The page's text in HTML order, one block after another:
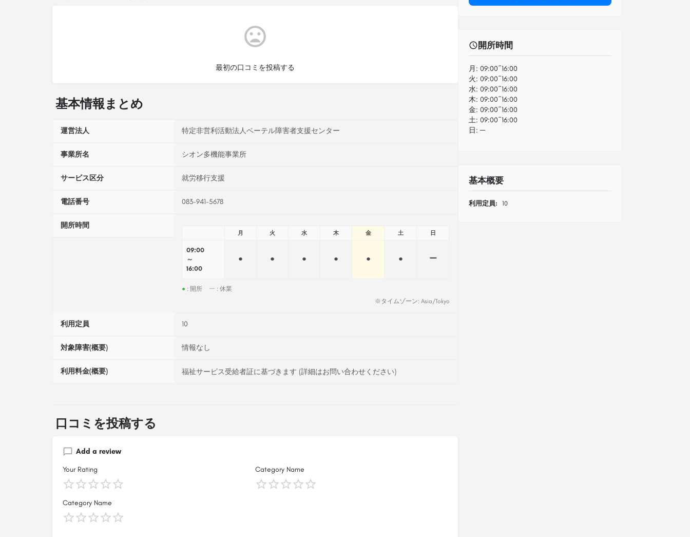
最初の口コミを投稿する
基本情報まとめ
運営法人 特定非営利活動法人ベーテル障害者支援センター
事業所名 シオン多機能事業所
サービス区分 就労移行支援
電話番号 083-941-5678
開所時間
月 火 水 木 金 土 日
09:00
～
16:00
● ● ● ● ● ● ー
● : 開所 ー : 休業
※タイムゾーン: Asia/Tokyo
利用定員 10
対象障害(概要) 情報なし
利用料金(概要) 福祉サービス受給者証に基づきます (詳細はお問い合わせください)
口コミを投稿する
Add a review
Your Rating Category Name
Category Name
開所時間
月: 09:00~16:00
火: 09:00~16:00
水: 09:00~16:00
木: 09:00~16:00
金: 09:00~16:00
土: 09:00~16:00
日: ─
基本概要
利用定員: 10